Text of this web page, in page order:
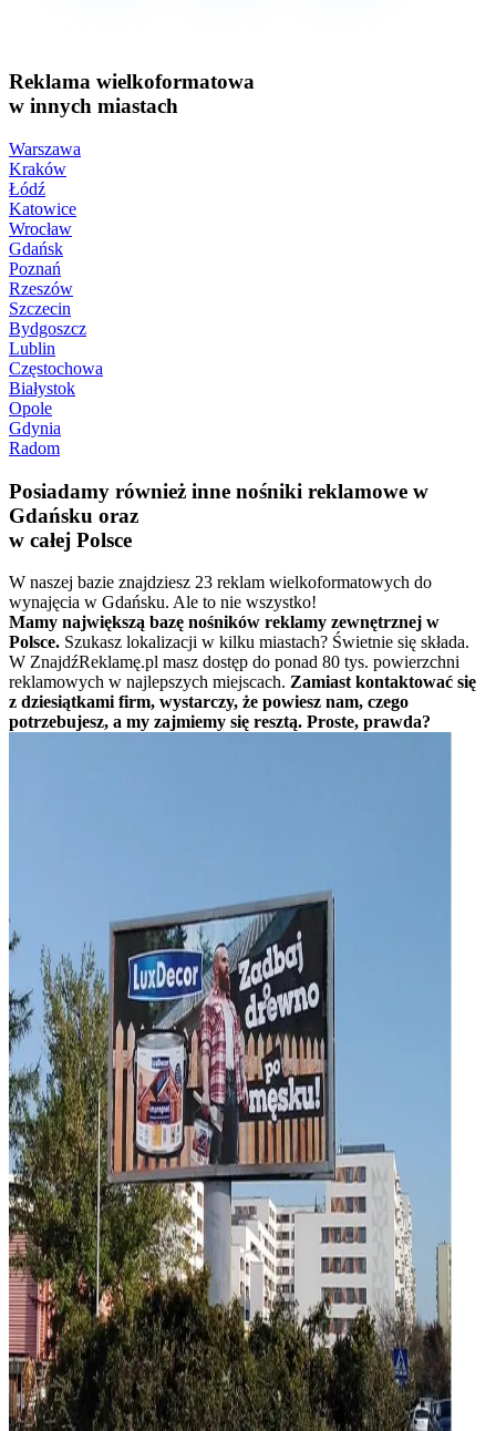
Reklama wielkoformatowa
w innych miastach
Warszawa
Kraków
Łódź
Katowice
Wrocław
Gdańsk
Poznań
Rzeszów
Szczecin
Bydgoszcz
Lublin
Częstochowa
Białystok
Opole
Gdynia
Radom
Posiadamy również inne nośniki reklamowe w
Gdańsku oraz
w całej Polsce
W naszej bazie znajdziesz 23 reklam wielkoformatowych do
wynajęcia w Gdańsku. Ale to nie wszystko!
Mamy największą bazę nośników reklamy zewnętrznej w
Polsce. Szukasz lokalizacji w kilku miastach? Świetnie się składa.
W ZnajdźReklamę.pl masz dostęp do ponad 80 tys. powierzchni
reklamowych w najlepszych miejscach. Zamiast kontaktować się
z dziesiątkami firm, wystarczy, że powiesz nam, czego
potrzebujesz, a my zajmiemy się resztą. Proste, prawda?